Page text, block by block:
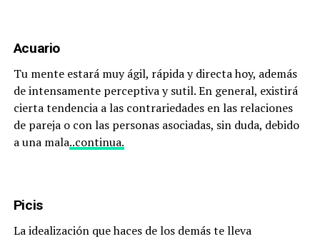
Acuario
Tu mente estará muy ágil, rápida y directa hoy, además
de intensamente perceptiva y sutil. En general, existirá
cierta tendencia a las contrariedades en las relaciones
de pareja o con las personas asociadas, sin duda, debido
a una mala..continua.
Picis
La idealización que haces de los demás te lleva